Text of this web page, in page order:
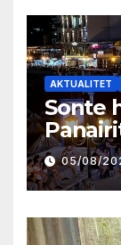
AKTUALITET
Sonte
05/08/